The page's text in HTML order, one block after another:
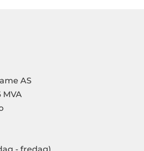
AS
MVA